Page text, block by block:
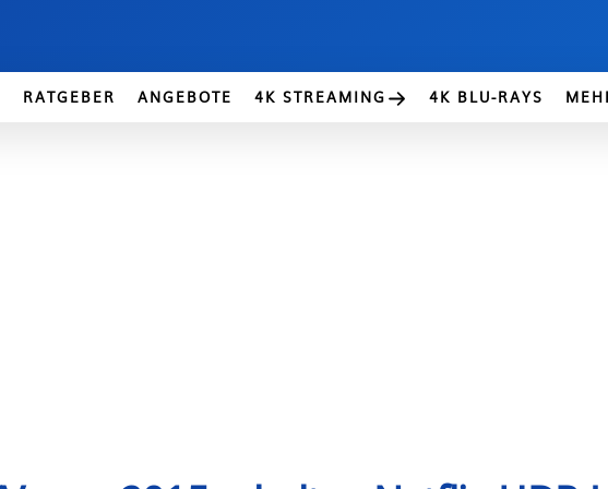
RATGEBER ANGEBOTE 4K STREAMING 4K BLU-RAYS